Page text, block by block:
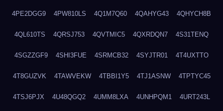
4PE2DGG9 4PW810LS 4Q1M7Q60 4QAHYG43 4QHYCH8B
4QL610TS 4QRSJ753 4QVTMIC5 4QXRDQN7 4S31TENQ
4SGZZGF9 4SHI3FUE 4SRMCB32 4SYJTR01 4T4UXTTO
4T8GUZVK 4TAWVEKW 4TBBI1Y5 4TJ1ASNW 4TPTYC45
4TSJ6PJX 4U48QGQ2 4UMM8LXA 4UNHPQM1 4URT243L